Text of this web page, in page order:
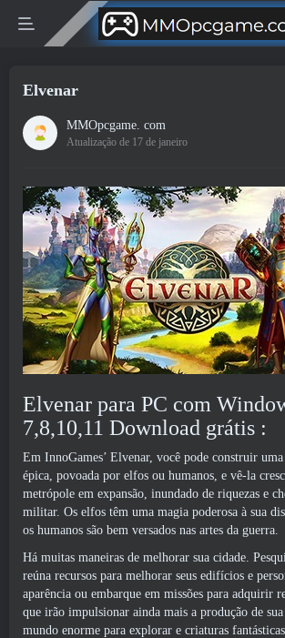
Elvenar
MMOpcgame. com
Atualização de 17 de janeiro
Elvenar para PC com
7,8,10,11 Download grátis :
Em InnoGames’ Elvenar, você pode construir
épica, povoada por elfos ou humanos, e vê-la
metrópole em expansão, inundado de riquezas e
militar. Os elfos têm uma magia poderosa à sua
os humanos são bem versados ​​nas artes da guerra.
Há muitas maneiras de melhorar sua cidade.
reúna recursos para melhorar seus edifícios e
aparência ou embarque em missões para adquirir
que irão impulsionar ainda mais a produção de
mundo enorme para explorar e criaturas